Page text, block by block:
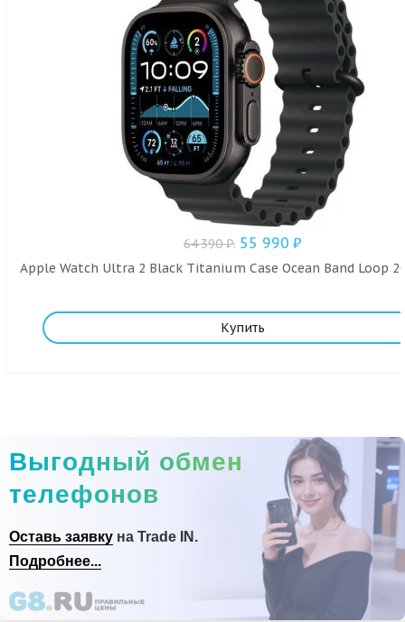
64 390₽. 55 990₽
Apple Watch Ultra 2 Black Titanium Case Ocean Band Loop
Купить
Выгодный обмен
телефонов
Оставь заявку на Trade IN.
Подробнее...